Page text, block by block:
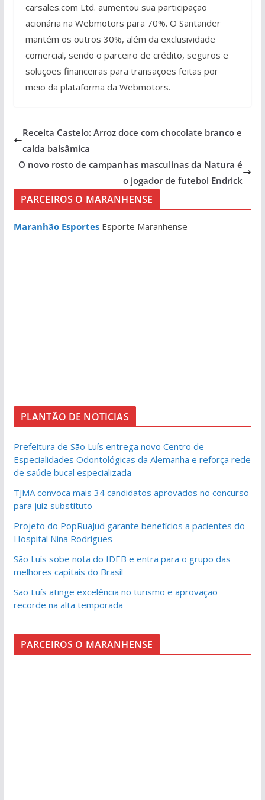
carsales.com Ltd. aumentou sua participação
acionária na Webmotors para 70%. O Santander
mantém os outros 30%, além da exclusividade
comercial, sendo o parceiro de crédito, seguros e
soluções financeiras para transações feitas por
meio da plataforma da Webmotors.
Receita Castelo: Arroz doce com chocolate branco e
calda balsâmica
O novo rosto de campanhas masculinas da Natura é
o jogador de futebol Endrick
PARCEIROS O MARANHENSE
Maranhão Esportes Esporte Maranhense
PLANTÃO DE NOTICIAS
Prefeitura de São Luís entrega novo Centro de
Especialidades Odontológicas da Alemanha e reforça rede
de saúde bucal especializada
TJMA convoca mais 34 candidatos aprovados no concurso
para juiz substituto
Projeto do PopRuaJud garante benefícios a pacientes do
Hospital Nina Rodrigues
São Luís sobe nota do IDEB e entra para o grupo das
melhores capitais do Brasil
São Luís atinge excelência no turismo e aprovação
recorde na alta temporada
PARCEIROS O MARANHENSE